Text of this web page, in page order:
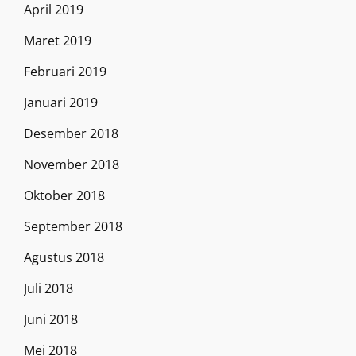
April 2019
Maret 2019
Februari 2019
Januari 2019
Desember 2018
November 2018
Oktober 2018
September 2018
Agustus 2018
Juli 2018
Juni 2018
Mei 2018